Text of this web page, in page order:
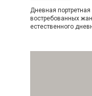
Дневная
востребованных
естественного